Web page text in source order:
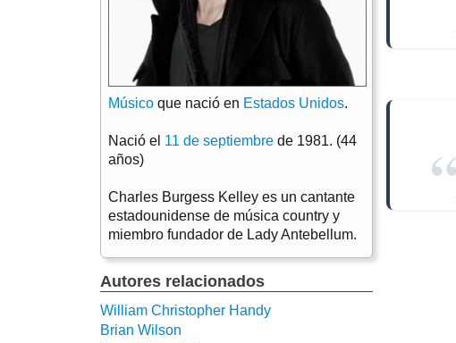
Músico que nació en Estados Unidos.
Nació el 11 de septiembre de 1981. (44
años)
Charles Burgess Kelley es un cantante
estadounidense de música country y
miembro fundador de Lady Antebellum.
Autores relacionados
William Christopher Handy
Brian Wilson